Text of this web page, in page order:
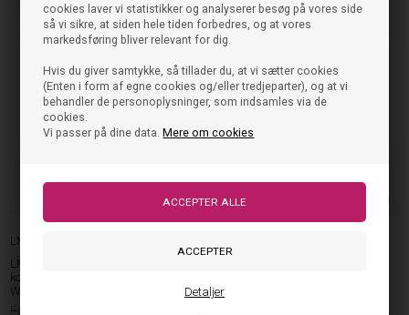
cookies laver vi statistikker og analyserer besøg på vores side
så vi sikre, at siden hele tiden forbedres, og at vores
markedsføring bliver relevant for dig.
Hvis du giver samtykke, så tillader du, at vi sætter cookies
(Enten i form af egne cookies og/eller tredjeparter), og at vi
behandler de personoplysninger, som indsamles via de
cookies.
Vi passer på dine data. Mere om cookies
Detaljer
LMTD
LMTD Hures T-shirt – Cool og
komfortabel t-shirt til teens i Bright
White